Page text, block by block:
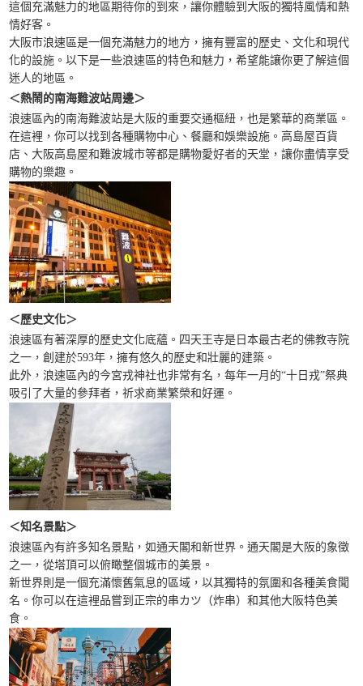
這個充滿魅力的地區期待你的到來，讓你體驗到大阪的獨特風情和熱
情好客。
大阪市浪速區是一個充滿魅力的地方，擁有豐富的歷史、文化和現代
化的設施。以下是一些浪速區的特色和魅力，希望能讓你更了解這個
迷人的地區。
＜熱鬧的南海難波站周邊＞
浪速區內的南海難波站是大阪的重要交通樞紐，也是繁華的商業區。
在這裡，你可以找到各種購物中心、餐廳和娛樂設施。高島屋百貨
店、大阪高島屋和難波城市等都是購物愛好者的天堂，讓你盡情享受
購物的樂趣。
＜歷史文化＞
浪速區有著深厚的歷史文化底蘊。四天王寺是日本最古老的佛教寺院
之一，創建於593年，擁有悠久的歷史和壯麗的建築。
此外，浪速區內的今宮戎神社也非常有名，每年一月的“十日戎”祭典
吸引了大量的參拜者，祈求商業繁榮和好運。
＜知名景點＞
浪速區內有許多知名景點，如通天閣和新世界。通天閣是大阪的象徵
之一，從塔頂可以俯瞰整個城市的美景。
新世界則是一個充滿懷舊氣息的區域，以其獨特的氛圍和各種美食聞
名。你可以在這裡品嘗到正宗的串カツ（炸串）和其他大阪特色美
食。